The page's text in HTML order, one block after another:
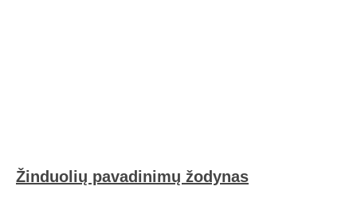
Žinduolių pavadinimų žodynas